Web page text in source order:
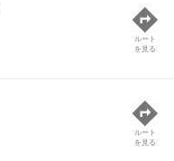
ルート
を見る
ルート
を見る